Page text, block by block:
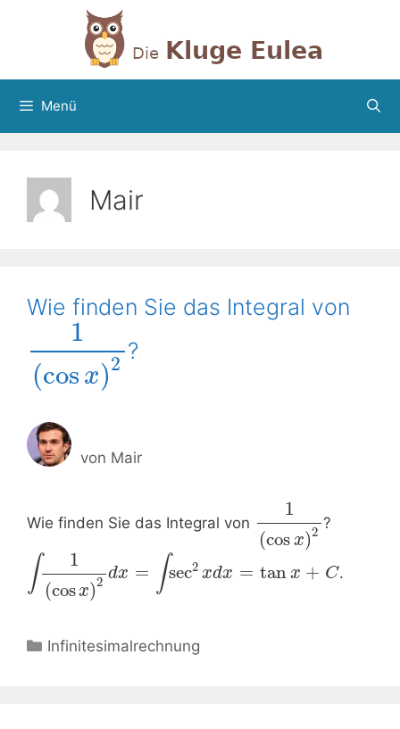
Menü
Mair
Wie finden Sie das Integral von
1
(cos x)2
?
von Mair
Wie finden Sie das Integral von
1
(cos x)2
?
∫
1
(cosx)2 dx = ∫sec2 xdx = tan x + C.
Kategorien
Infinitesimalrechnung